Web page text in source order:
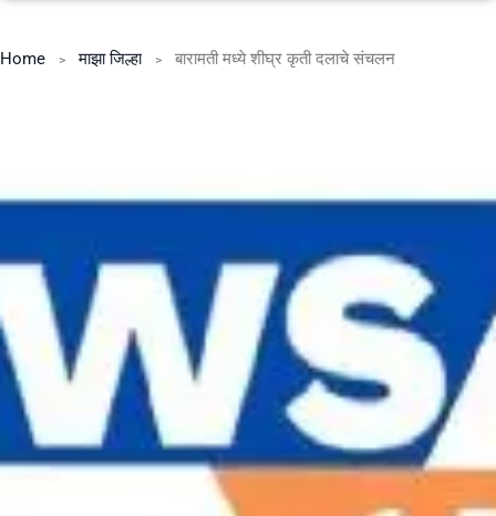
Home माझा जिल्हा बारामती मध्ये शीघ्र कृती दलाचे संचलन